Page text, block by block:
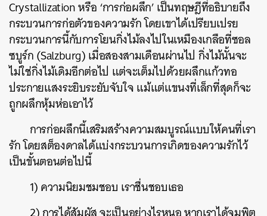
Crystallization หรือ ‘การก่อผลึก’ เป็นทฤษฎีที่อธิบายถึง
กระบวนการก่อตัวของความรัก โดยเขาได้เปรียบเปรย
กระบวนการนี้กับการโยนกิ่งไม้ลงไปในเหมืองเกลือที่ซอล
ซบูร์ก (Salzburg) เมื่อสองสามเดือนผ่านไป กิ่งไม้นั้นจะ
ไม่ใช่กิ่งไม้เดิมอีกต่อไป แต่จะเต็มไปด้วยผลึกแก้วทอ
ประกายแสงระยิบระยับจับใจ แม้แต่แขนงที่เล็กที่สุดก็จะ
ถูกผลึกหุ้มห่อเอาไว้
การก่อผลึกนี้เสริมสร้างความสมบูรณ์แบบให้คนที่เรา
รัก โดยสต็องดาลได้แบ่งกระบวนการเกิดของความรักไว้
เป็นขั้นตอนต่อไปนี้
1) ความนิยมชมชอบ เราชื่นชอบเธอ